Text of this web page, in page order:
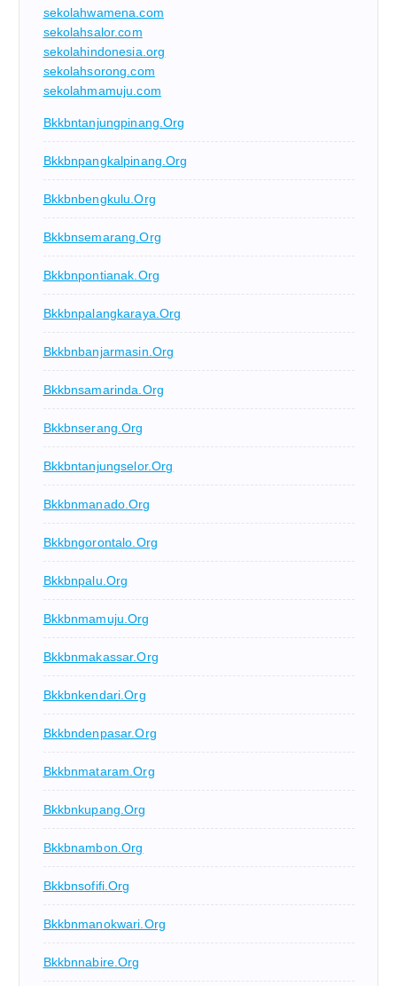
sekolahwamena.com
sekolahsalor.com
sekolahindonesia.org
sekolahsorong.com
sekolahmamuju.com
Bkkbntanjungpinang.org
Bkkbnpangkalpinang.org
Bkkbnbengkulu.org
Bkkbnsemarang.org
Bkkbnpontianak.org
Bkkbnpalangkaraya.org
Bkkbnbanjarmasin.org
Bkkbnsamarinda.org
Bkkbnserang.org
Bkkbntanjungselor.org
Bkkbnmanado.org
Bkkbngorontalo.org
Bkkbnpalu.org
Bkkbnmamuju.org
Bkkbnmakassar.org
Bkkbnkendari.org
Bkkbndenpasar.org
Bkkbnmataram.org
Bkkbnkupang.org
Bkkbnambon.org
Bkkbnsofifi.org
Bkkbnmanokwari.org
Bkkbnnabire.org